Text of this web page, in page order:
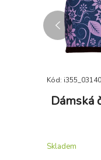
Kód:
Dámská
Skladem